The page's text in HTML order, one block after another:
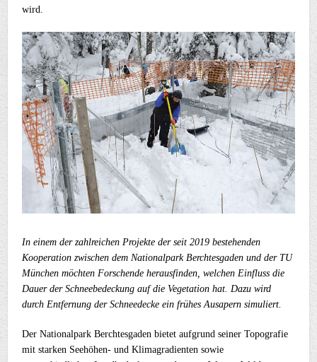
wird.
In einem der zahlreichen Projekte der seit 2019 bestehenden
Kooperation zwischen dem Nationalpark Berchtesgaden und der TU
München möchten Forschende herausfinden, welchen Einfluss die
Dauer der Schneebedeckung auf die Vegetation hat. Dazu wird
durch Entfernung der Schneedecke ein frühes Ausapern simuliert.
Der Nationalpark Berchtesgaden bietet aufgrund seiner Topografie
mit starken Seehöhen- und Klimagradienten sowie